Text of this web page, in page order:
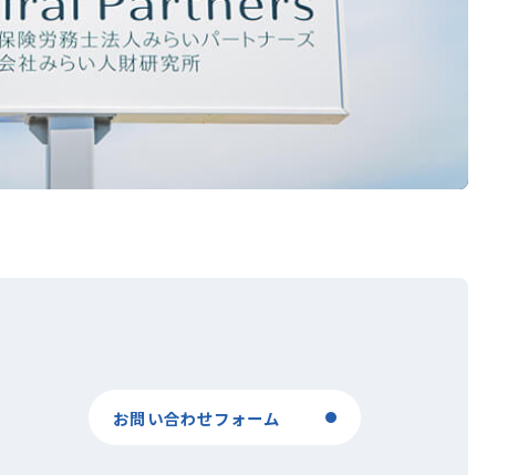
お問い合わせフォーム